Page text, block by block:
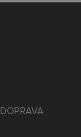
DOPRAVA